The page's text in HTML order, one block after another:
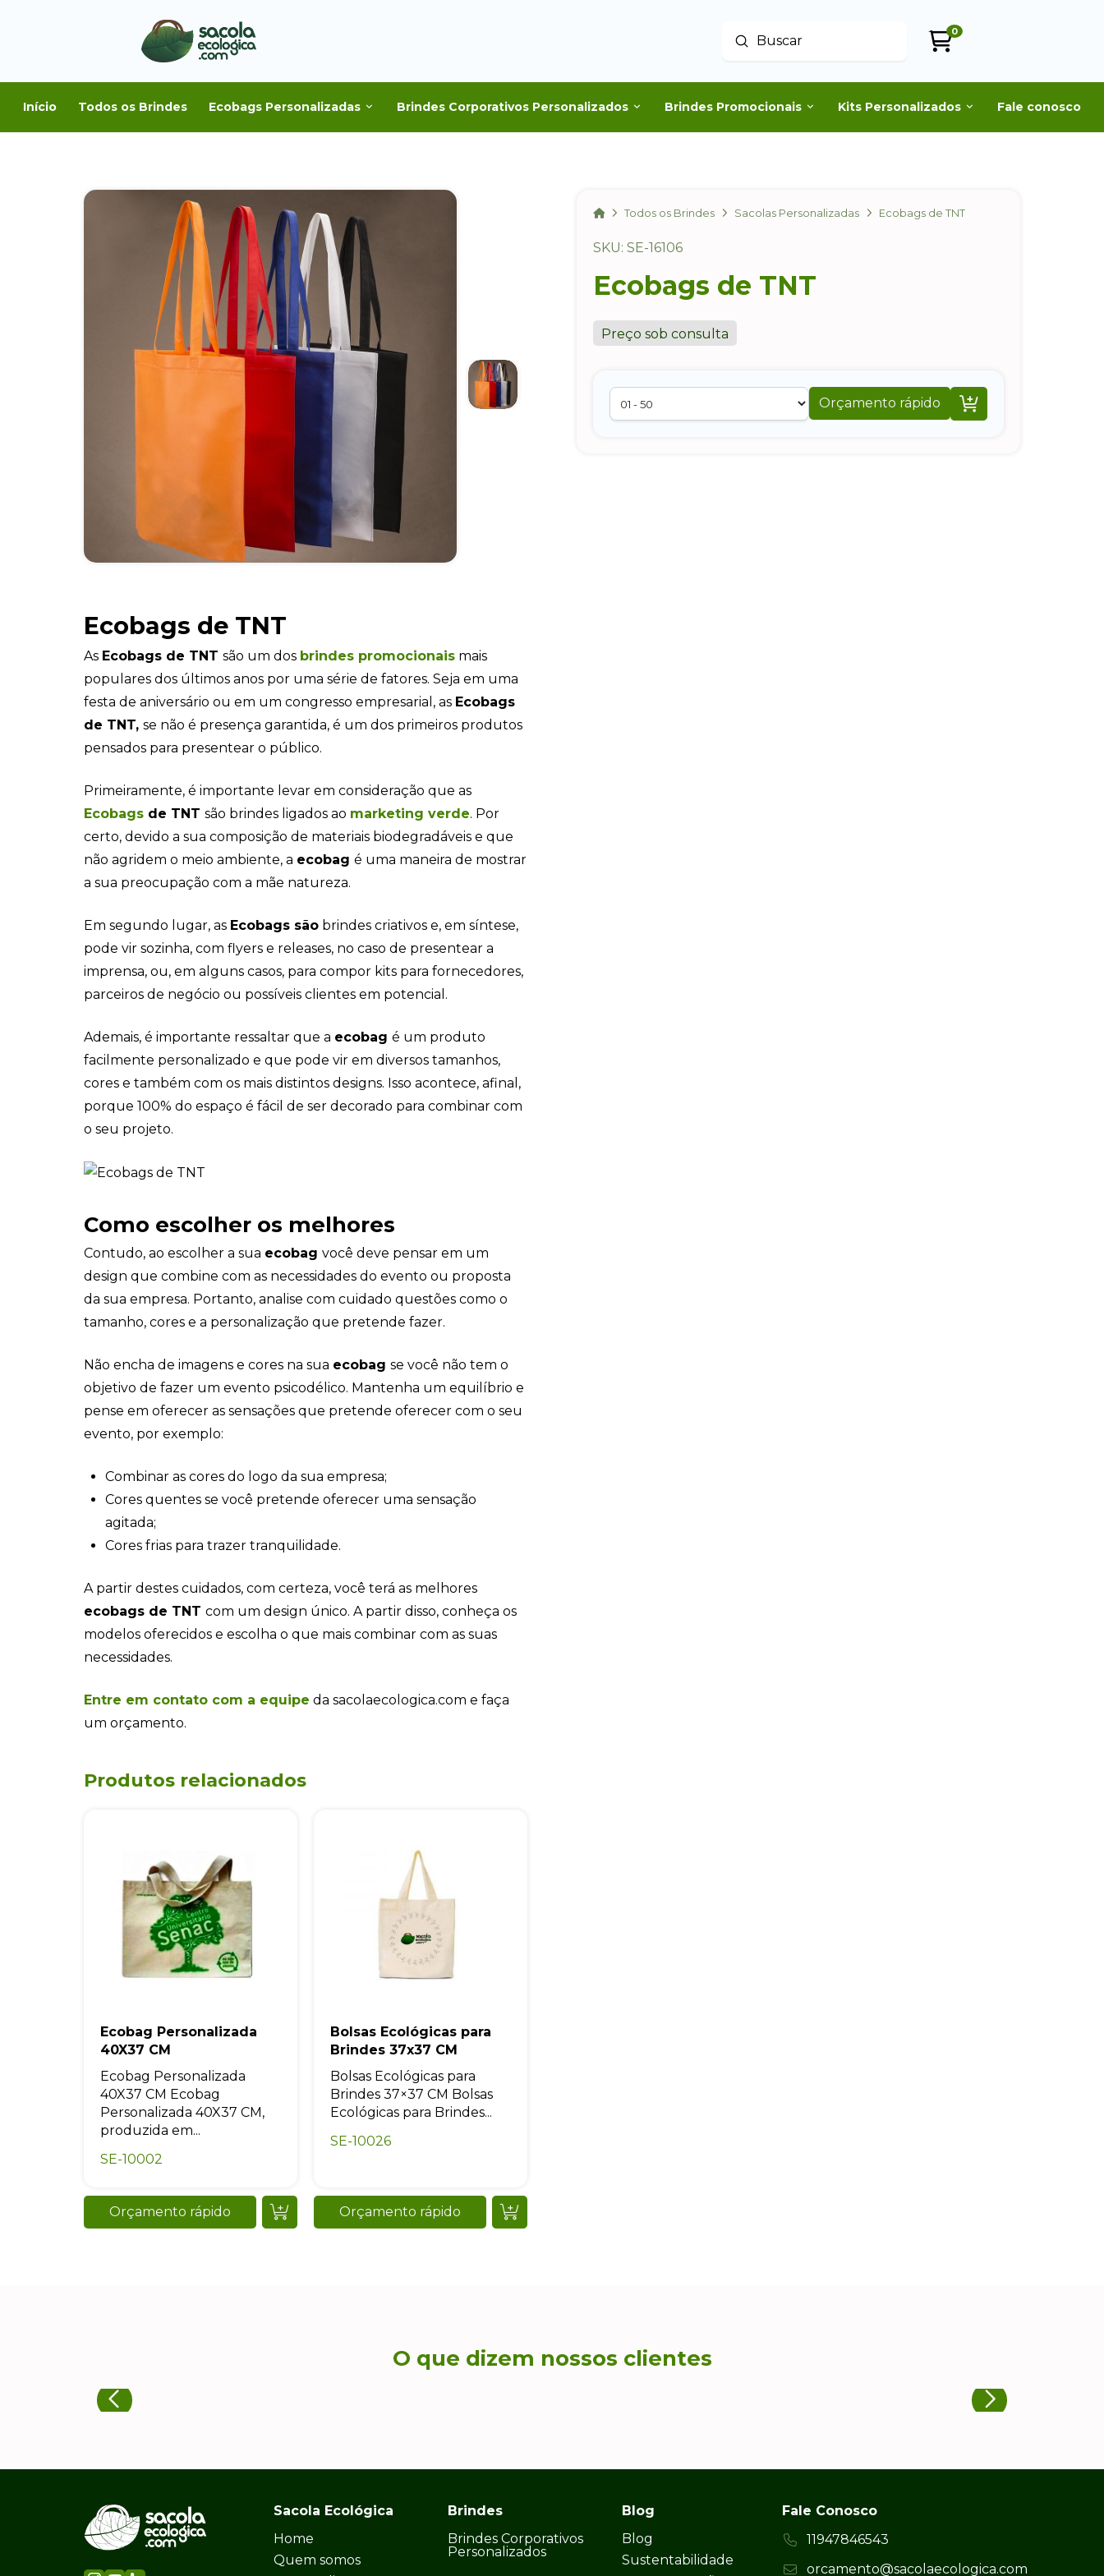
Buscar
Enviar
0
Início Todos os Brindes Ecobags Personalizadas Brindes Corporativos Personalizados Brindes Promocionais Kits Personalizados Fale conosco
HomeTodos os Brindes Sacolas Personalizadas Ecobags de TNT
SKU: SE-16106
Ecobags de TNT
Preço sob consulta
Orçamento rápido 
Ecobags de TNT
As Ecobags de TNT são um dos brindes promocionais mais
populares dos últimos anos por uma série de fatores. Seja em uma
festa de aniversário ou em um congresso empresarial, as Ecobags
de TNT, se não é presença garantida, é um dos primeiros produtos
pensados para presentear o público.
Primeiramente, é importante levar em consideração que as
Ecobags de TNT são brindes ligados ao marketing verde. Por
certo, devido a sua composição de materiais biodegradáveis e que
não agridem o meio ambiente, a ecobag é uma maneira de mostrar
a sua preocupação com a mãe natureza.
Em segundo lugar, as Ecobags são brindes criativos e, em síntese,
pode vir sozinha, com flyers e releases, no caso de presentear a
imprensa, ou, em alguns casos, para compor kits para fornecedores,
parceiros de negócio ou possíveis clientes em potencial.
Ademais, é importante ressaltar que a ecobag é um produto
facilmente personalizado e que pode vir em diversos tamanhos,
cores e também com os mais distintos designs. Isso acontece, afinal,
porque 100% do espaço é fácil de ser decorado para combinar com
o seu projeto.
Como escolher os melhores
Contudo, ao escolher a sua ecobag você deve pensar em um
design que combine com as necessidades do evento ou proposta
da sua empresa. Portanto, analise com cuidado questões como o
tamanho, cores e a personalização que pretende fazer.
Não encha de imagens e cores na sua ecobag se você não tem o
objetivo de fazer um evento psicodélico. Mantenha um equilíbrio e
pense em oferecer as sensações que pretende oferecer com o seu
evento, por exemplo:
Combinar as cores do logo da sua empresa;
Cores quentes se você pretende oferecer uma sensação
agitada;
Cores frias para trazer tranquilidade.
A partir destes cuidados, com certeza, você terá as melhores
ecobags de TNT com um design único. A partir disso, conheça os
modelos oferecidos e escolha o que mais combinar com as suas
necessidades.
Entre em contato com a equipe da sacolaecologica.com e faça
um orçamento.
Produtos relacionados
Ecobag Personalizada
40X37 CM
Ecobag Personalizada
40X37 CM Ecobag
Personalizada 40X37 CM,
produzida em...
SE-10002
Orçamento rápido
Bolsas Ecológicas para
Brindes 37x37 CM
Bolsas Ecológicas para
Brindes 37×37 CM Bolsas
Ecológicas para Brindes...
SE-10026
Orçamento rápido
O que dizem nossos clientes
Sacola Ecológica
Home
Quem somos
Brindes
Brindes Corporativos
Personalizados
Blog
Blog
Sustentabilidade
Fale Conosco
11947846543
orcamento@sacolaecologica.com
privacidade, utilizaremos seus dados apenas para fins de
momento.
Iniciar conversa